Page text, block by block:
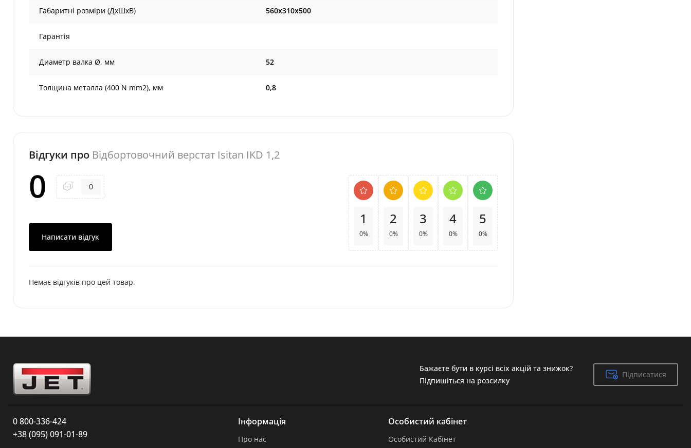
Габаритні розміри (ДхШхВ) 560х310х500
Гарантія
Диаметр валка Ø, мм 52
Толщина металла (400 N mm2), мм 0,8
Відгуки про Відбортовочний верстат Isitan IKD 1,2
0 0
Написати відгук
1
0%
2
0%
3
0%
4
0%
5
0%
Немає відгуків про цей товар.
Бажаєте бути в курсі всіх акцій та знижок?
Підпишіться на розсилку
Підписатися
Підписатися
0 800-336-424
+38 (095) 091-01-89
Інформація
Про нас
Особистий кабінет
Особистий Кабінет